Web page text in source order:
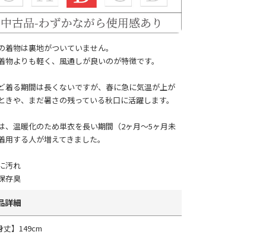
着物は裏地がついていません。
物よりも軽く、風通しが良いのが特徴です。
着る期間は長くないですが、春に急に気温が上が
きや、まだ暑さの残っている秋口に活躍します。
、温暖化のため単衣を長い期間（2ヶ月～5ヶ月未
用する人が増えてきました。
汚れ
存臭
詳細
丈】149cm